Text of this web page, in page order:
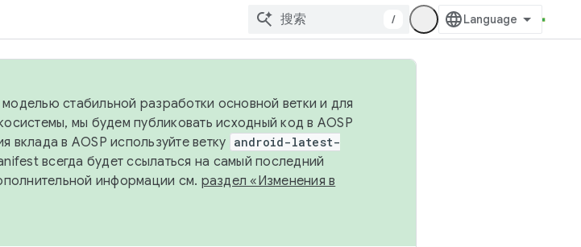
/
стабильной разработки основной ветки и для
мы будем публиковать исходный код в AOSP
в AOSP используйте ветку android-latest-
всегда будет ссылаться на самый последний
информации см. раздел «Изменения в